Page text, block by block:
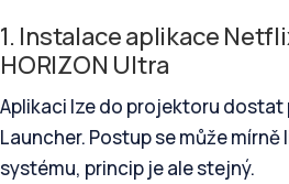
1. Instalace aplikace
HORIZON Ultra
Aplikaci lze do projektoru
Launcher. Postup se může
systému, princip je ale stejný.